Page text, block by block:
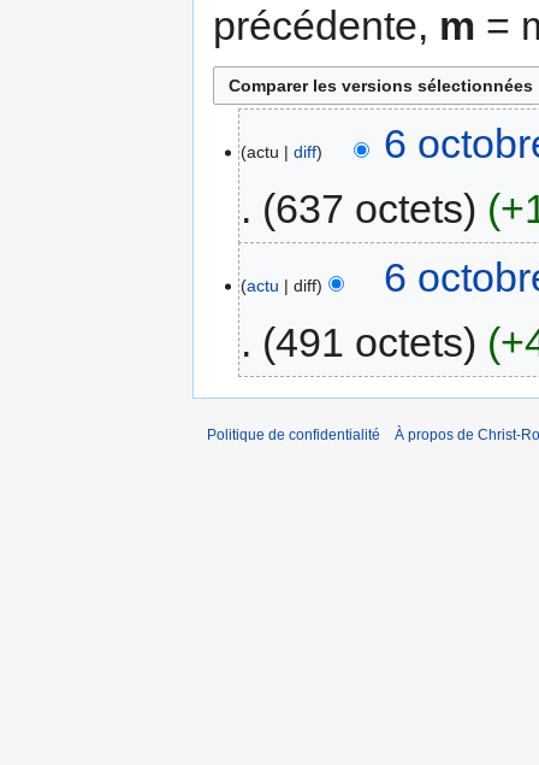
précédente, m =
actu diff
6
637 octets
actu diff
6
491 octets
Politique de confidentialité À propos de Christ-